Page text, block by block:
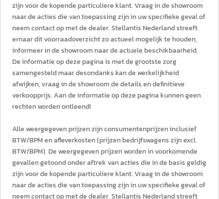
zijn voor de kopende particuliere klant. Vraag in de showroom
naar de acties die van toepassing zijn in uw specifieke geval of
neem contact op met de dealer. Stellantis Nederland streeft
ernaar dit voorraadoverzicht zo actueel mogelijk te houden,
informeer in de showroom naar de actuele beschikbaarheid.
De informatie op deze pagina is met de grootste zorg
samengesteld maar desondanks kan de werkelijkheid
afwijken, vraag in de showroom de details en definitieve
verkoopprijs. Aan de informatie op deze pagina kunnen geen
rechten worden ontleend!
Alle weergegeven prijzen zijn consumentenprijzen inclusief
BTW/BPM en afleverkosten (prijzen bedrijfswagens zijn excl.
BTW/BPM). De weergegeven prijzen worden in voorkomende
gevallen getoond onder aftrek van acties die in de basis geldig
zijn voor de kopende particuliere klant. Vraag in de showroom
naar de acties die van toepassing zijn in uw specifieke geval of
neem contact op met de dealer. Stellantis Nederland streeft